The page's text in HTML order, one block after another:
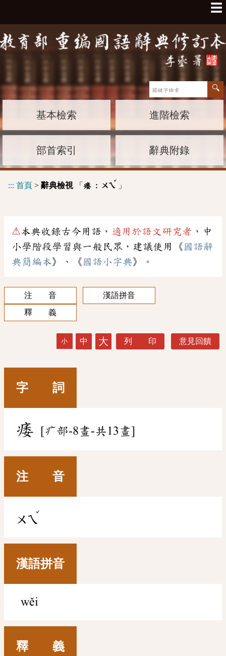
☰
基本檢索 進階檢索
部首索引 辭典附錄
::: 首頁 > 辭典檢視「 痿 : ㄨㄟ
ˇ
」
⚠本典收錄古今用語， 適用於語文研究者 ，中
小學階段學習與一般民眾，建議使用《 國語辭
典簡編本》、《 國語小字典》。
注 音
漢語拼音
釋 義
小 中 大 列 印 意見回饋
字 詞
痿 [疒部-8畫-共13畫]
注 音
ㄨㄟ
ˇ
漢語拼音
wěi
釋 義